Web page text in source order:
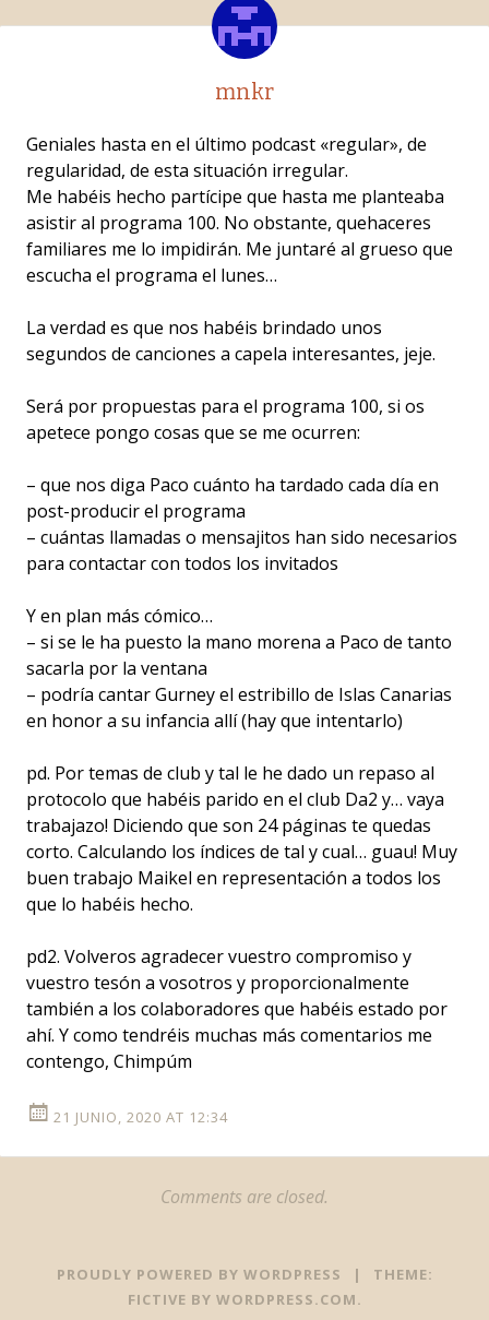
mnkr
Geniales hasta en el último podcast «regular», de
regularidad, de esta situación irregular.
Me habéis hecho partícipe que hasta me planteaba
asistir al programa 100. No obstante, quehaceres
familiares me lo impidirán. Me juntaré al grueso que
escucha el programa el lunes…
La verdad es que nos habéis brindado unos
segundos de canciones a capela interesantes, jeje.
Será por propuestas para el programa 100, si os
apetece pongo cosas que se me ocurren:
– que nos diga Paco cuánto ha tardado cada día en
post-producir el programa
– cuántas llamadas o mensajitos han sido necesarios
para contactar con todos los invitados
Y en plan más cómico…
– si se le ha puesto la mano morena a Paco de tanto
sacarla por la ventana
– podría cantar Gurney el estribillo de Islas Canarias
en honor a su infancia allí (hay que intentarlo)
pd. Por temas de club y tal le he dado un repaso al
protocolo que habéis parido en el club Da2 y… vaya
trabajazo! Diciendo que son 24 páginas te quedas
corto. Calculando los índices de tal y cual… guau! Muy
buen trabajo Maikel en representación a todos los
que lo habéis hecho.
pd2. Volveros agradecer vuestro compromiso y
vuestro tesón a vosotros y proporcionalmente
también a los colaboradores que habéis estado por
ahí. Y como tendréis muchas más comentarios me
contengo, Chimpúm
21 JUNIO, 2020 AT 12:34
Comments are closed.
PROUDLY POWERED BY WORDPRESS |
THEME:
FICTIVE BY WORDPRESS.COM.